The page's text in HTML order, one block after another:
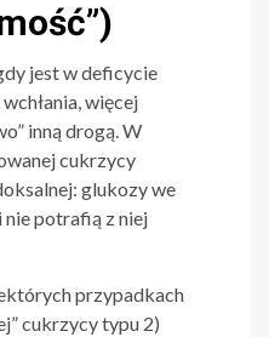
jest w deficycie
więcej
inną drogą. W
cukrzycy
glukozy we
potrafią z niej
przypadkach
cukrzycy typu 2)